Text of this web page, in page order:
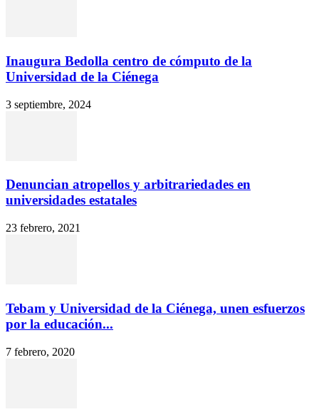
Inaugura Bedolla centro de cómputo de la
Universidad de la Ciénega
3 septiembre, 2024
Denuncian atropellos y arbitrariedades en
universidades estatales
23 febrero, 2021
Tebam y Universidad de la Ciénega, unen esfuerzos
por la educación...
7 febrero, 2020